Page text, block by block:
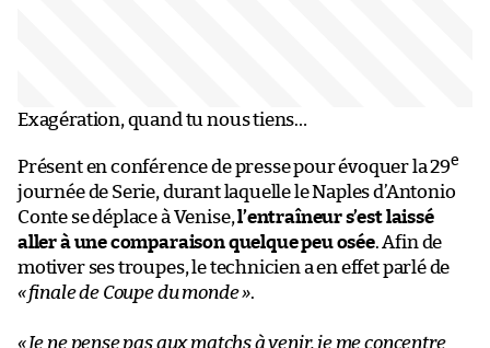
Exagération, quand tu nous tiens…
Présent en conférence de presse pour évoquer la 29e
journée de Serie, durant laquelle le Naples d’Antonio
Conte se déplace à Venise,l’entraîneur s’est laissé
aller à une comparaison quelque peu osée. Afin de
motiver ses troupes, le technicien a en effet parlé de
«finale de Coupe du monde ».
«Je ne pense pas aux matchs à venir, je me concentre